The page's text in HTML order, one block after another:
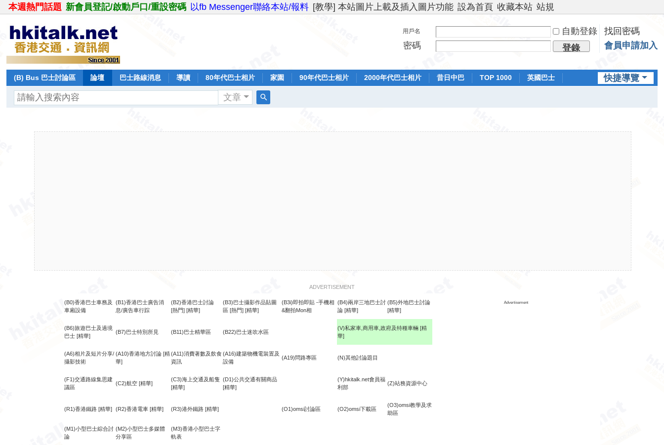
本週熱門話題 新會員登記/啟動戶口/重設密碼 以fb Messenger聯絡本站/報料 [教學] 本站圖片上載及插入圖片功能 設為首頁 收藏本站 站規
用戶名 自動登錄
找回密碼
密碼
登錄 會員申請加入
快捷導覽
(B) Bus 巴士討論區 論壇 巴士路線消息 導讀 80年代巴士相片 家園 90年代巴士相片 2000年代巴士相片 昔日中巴 TOP 1000
英國巴士
文章
ADVERTISEMENT
(B0)香港巴士車務及
車廂設備
(B1)香港巴士廣告消
息/廣告車行踪
(B2)香港巴士討論
[熱門] [精華]
(B3)巴士攝影作品貼圖
區 [熱門] [精華]
(B3i)即拍即貼 -手機相
&翻拍Mon相
(B4)兩岸三地巴士討
論 [精華]
(B5)外地巴士討論
[精華]
Advertisement
(B6)旅遊巴士及過境
巴士 [精華]
(B7)巴士特別所見 (B11)巴士精華區 (B22)巴士迷吹水區
(V)私家車,商用車,政府及特種車輛 [精
華]
(A6)相片及短片分享/
攝影技術
(A10)香港地方討論 [精
華]
(A11)消費著數及飲食
資訊
(A16)建築物機電裝置及
設備
(A19)問路專區 (N)其他討論題目
(F1)交通路線集思建
議區
(C2)航空 [精華]
(C3)海上交通及船隻
[精華]
(D1)公共交通有關商品
[精華]
(Y)hkitalk.net會員福
利部
(Z)站務資源中心
(R1)香港鐵路 [精華] (R2)香港電車 [精華] (R3)港外鐵路 [精華] (O1)omsi討論區 (O2)omsi下載區
(O3)omsi教學及求
助區
(M1)小型巴士綜合討
論
(M2)小型巴士多媒體
分享區
(M3)香港小型巴士字
軌表